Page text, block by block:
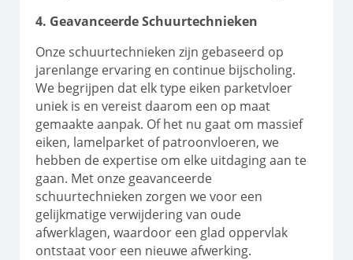
4. Geavanceerde Schuurtechnieken
Onze schuurtechnieken zijn gebaseerd op
jarenlange ervaring en continue bijscholing.
We begrijpen dat elk type eiken parketvloer
uniek is en vereist daarom een op maat
gemaakte aanpak. Of het nu gaat om massief
eiken, lamelparket of patroonvloeren, we
hebben de expertise om elke uitdaging aan te
gaan. Met onze geavanceerde
schuurtechnieken zorgen we voor een
gelijkmatige verwijdering van oude
afwerklagen, waardoor een glad oppervlak
ontstaat voor een nieuwe afwerking.